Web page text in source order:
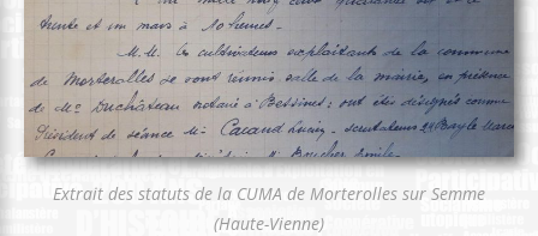
Extrait des statuts de la CUMA de Morterolles sur Semme
(Haute-Vienne)